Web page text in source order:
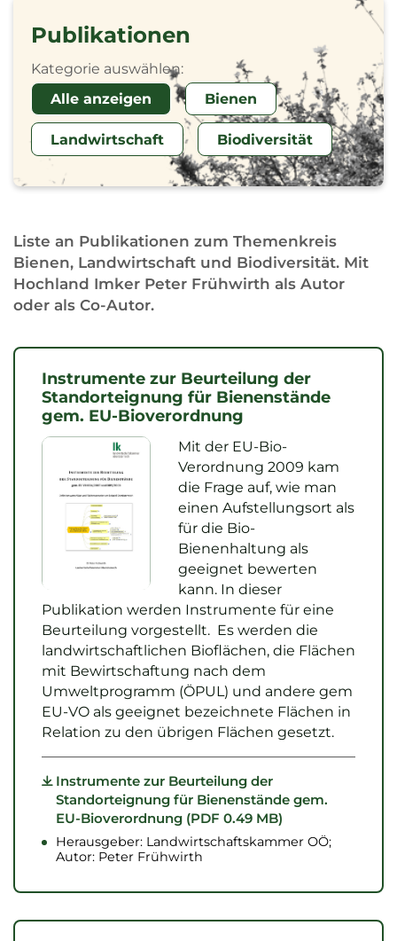
Publikationen
Kategorie auswählen:
Alle anzeigen
Bienen
Landwirtschaft Biodiversität
Liste an Publikationen zum Themenkreis
Bienen, Landwirtschaft und Biodiversität. Mit
Hochland Imker Peter Frühwirth als Autor
oder als Co-Autor.
Instrumente zur Beurteilung der
Standorteignung für Bienenstände
gem. EU-Bioverordnung
Mit der EU-Bio-
Verordnung 2009 kam
die Frage auf, wie man
einen Aufstellungsort als
für die Bio-
Bienenhaltung als
geeignet bewerten
kann. In dieser
Publikation werden Instrumente für eine
Beurteilung vorgestellt. Es werden die
landwirtschaftlichen Bioflächen, die Flächen
mit Bewirtschaftung nach dem
Umweltprogramm (ÖPUL) und andere gem
EU-VO als geeignet bezeichnete Flächen in
Relation zu den übrigen Flächen gesetzt.
Instrumente zur Beurteilung der
Standorteignung für Bienenstände gem.
EU-Bioverordnung (PDF 0.49 MB)
Herausgeber: Landwirtschaftskammer OÖ;
Autor: Peter Frühwirth